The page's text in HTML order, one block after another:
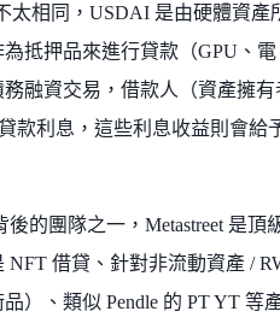
太相同，USDAI 是由硬體資產
抵押品來進行貸款（GPU、電
融資交易，借款人（資產擁有
款利息，這些利息收益則會給
後的團隊之一，Metastreet 是頂
借貸、針對非流動資產 /
）、類似 Pendle 的 PT YT 等